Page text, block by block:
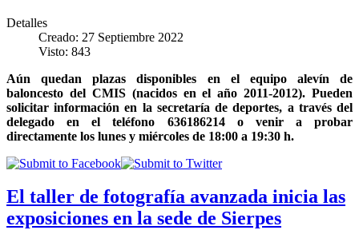
Detalles
Creado: 27 Septiembre 2022
Visto: 843
Aún quedan plazas disponibles en el equipo alevín de
baloncesto del CMIS (nacidos en el año 2011-2012). Pueden
solicitar información en la secretaría de deportes, a través del
delegado en el teléfono 636186214 o venir a probar
directamente los lunes y miércoles de 18:00 a 19:30 h.
El taller de fotografía avanzada inicia las
exposiciones en la sede de Sierpes